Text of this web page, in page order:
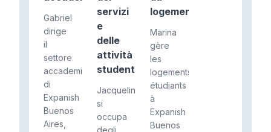
Gabriel
dirige
il
settore
accademico
di
Expanish
Buenos
Aires,
servizi
e
delle
attività
studentesche
Jacqueline
si
occupa
degli
logement
Marina
gère
les
logements
étudiants
à
Expanish
Buenos